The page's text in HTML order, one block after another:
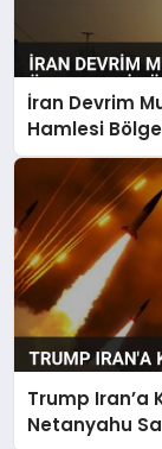
İran Devrim
Hamlesi
Trump Iran’a
Netanyahu